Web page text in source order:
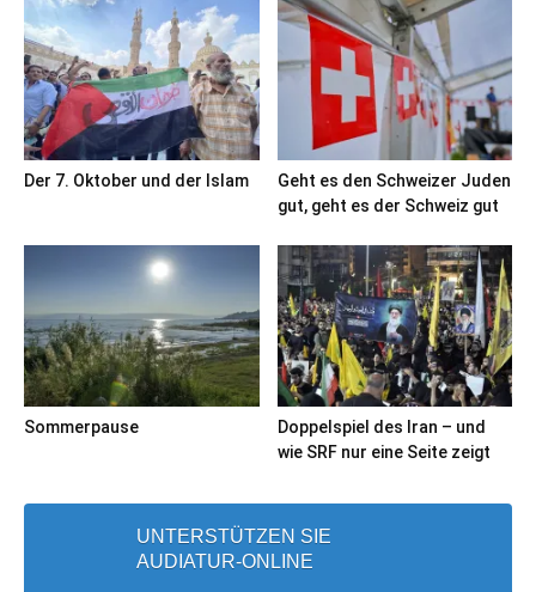
Der 7. Oktober und der Islam
Geht es den Schweizer Juden
gut, geht es der Schweiz gut
Sommerpause
Doppelspiel des Iran – und
wie SRF nur eine Seite zeigt
UNTERSTÜTZEN SIE
AUDIATUR-ONLINE